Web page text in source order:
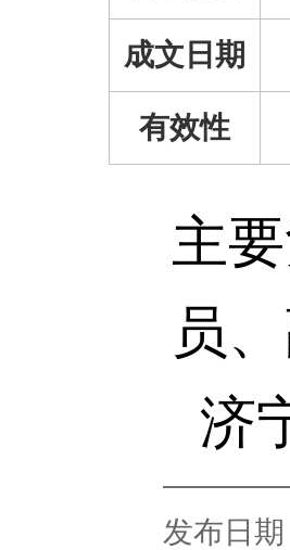
成文日期
有效性
主
员
济
发布日期